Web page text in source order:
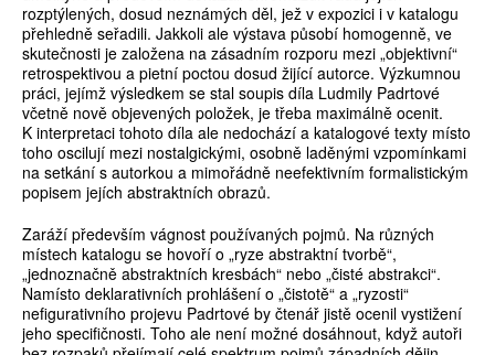
rozptýlených, dosud neznámých děl, jež v expozici i v katalogu
přehledně seřadili. Jakkoli ale výstava působí homogenně, ve
skutečnosti je založena na zásadním rozporu mezi „objektivní“
retrospektivou a pietní poctou dosud žijící autorce. Výzkumnou
práci, jejímž výsledkem se stal soupis díla Ludmily Padrtové
včetně nově objevených položek, je třeba maximálně ocenit.
K interpretaci tohoto díla ale nedochází a katalogové texty místo
toho oscilují mezi nostalgickými, osobně laděnými vzpomínkami
na setkání s autorkou a mimořádně neefektivním formalistickým
popisem jejích abstraktních obrazů.
Zaráží především vágnost používaných pojmů. Na různých
místech katalogu se hovoří o „ryze abstraktní tvorbě“,
„jednoznačně abstraktních kresbách“ nebo „čisté abstrakci“.
Namísto deklarativních prohlášení o „čistotě“ a „ryzosti“
nefigurativního projevu Padrtové by čtenář jistě ocenil vystižení
jeho specifičnosti. Toho ale není možné dosáhnout, když autoři